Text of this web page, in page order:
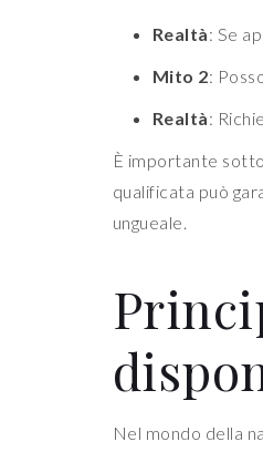
Realtà: Se
Mito 2:
Realtà:
È importante
qualificata può
ungueale.
Nel mondo della